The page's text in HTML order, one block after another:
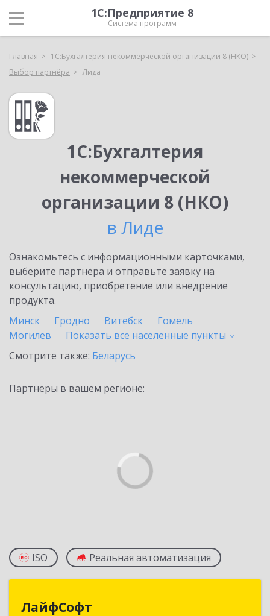
1С:Предприятие 8
Система программ
Главная
1С:Бухгалтерия некоммерческой организации 8 (НКО)
Выбор партнёра
Лида
1С:Бухгалтерия
некоммерческой
организации 8 (НКО)
в Лиде
Ознакомьтесь с информационными карточками,
выберите партнёра и отправьте заявку на
консультацию, приобретение или внедрение
продукта.
Минск
Гродно Витебск
Гомель
Могилев
Показать все населенные пункты
Смотрите также: Беларусь
Партнеры в вашем регионе:
ISO Реальная автоматизация
ЛайфСофт